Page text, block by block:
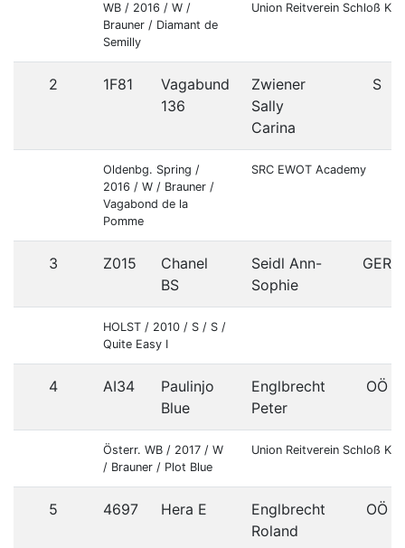
WB / 2016 / W /
Brauner / Diamant de
Semilly
Union Reitverein Schloß
2 1F81
Vagabund
136
Zwiener
Sally
Carina
S
Oldenbg. Spring /
2016 / W / Brauner /
Vagabond de la
Pomme
SRC EWOT Academy
3 Z015
Chanel
BS
Seidl Ann-
Sophie
GER
HOLST / 2010 / S / S /
Quite Easy I
4 AI34
Paulinjo
Blue
Englbrecht
Peter
OÖ
Österr. WB / 2017 / W
/ Brauner / Plot Blue
Union Reitverein Schloß
5 4697 Hera E
Englbrecht
Roland
OÖ